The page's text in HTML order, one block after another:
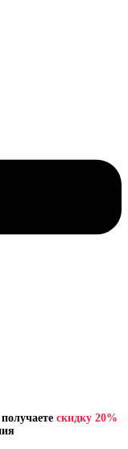
скидку 20%